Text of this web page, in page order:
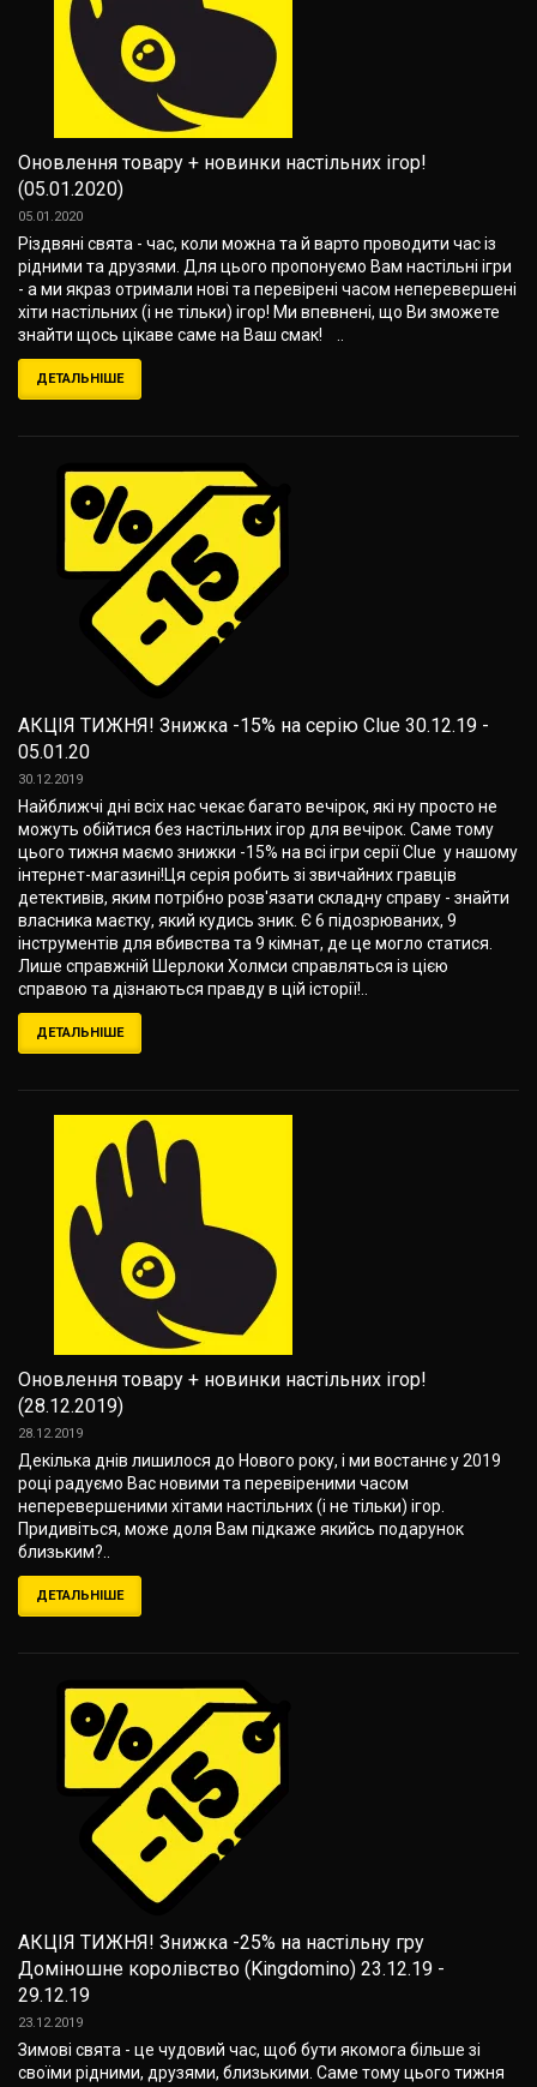
Оновлення товару + новинки настільних ігор!
(05.01.2020)
05.01.2020
Різдвяні свята - час, коли можна та й варто проводити час із
рідними та друзями. Для цього пропонуємо Вам настільні ігри
- а ми якраз отримали нові та перевірені часом неперевершені
хіти настільних (і не тільки) ігор! Ми впевнені, що Ви зможете
знайти щось цікаве саме на Ваш смак! ..
ДЕТАЛЬНІШЕ
АКЦІЯ ТИЖНЯ! Знижка -15% на серію Clue 30.12.19 -
05.01.20
30.12.2019
Найближчі дні всіх нас чекає багато вечірок, які ну просто не
можуть обійтися без настільних ігор для вечірок. Саме тому
цього тижня маємо знижки -15% на всі ігри серії Clue у нашому
інтернет-магазині!Ця серія робить зі звичайних гравців
детективів, яким потрібно розв'язати складну справу - знайти
власника маєтку, який кудись зник. Є 6 підозрюваних, 9
інструментів для вбивства та 9 кімнат, де це могло статися.
Лише справжній Шерлоки Холмси справляться із цією
справою та дізнаються правду в цій історії!..
ДЕТАЛЬНІШЕ
Оновлення товару + новинки настільних ігор!
(28.12.2019)
28.12.2019
Декілька днів лишилося до Нового року, і ми востаннє у 2019
році радуємо Вас новими та перевіреними часом
неперевершеними хітами настільних (і не тільки) ігор.
Придивіться, може доля Вам підкаже якийсь подарунок
близьким?..
ДЕТАЛЬНІШЕ
АКЦІЯ ТИЖНЯ! Знижка -25% на настільну гру
Доміношне королівство (Kingdomino) 23.12.19 -
29.12.19
23.12.2019
Зимові свята - це чудовий час, щоб бути якомога більше зі
своїми рідними, друзями, близькими. Саме тому цього тижня